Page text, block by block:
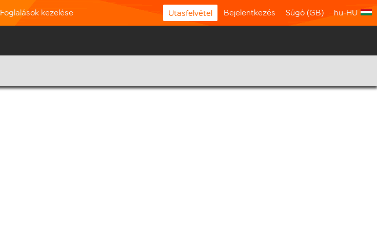
Foglalások kezelése Utasfelvétel Bejelentkezés Súgó (GB) hu-HU